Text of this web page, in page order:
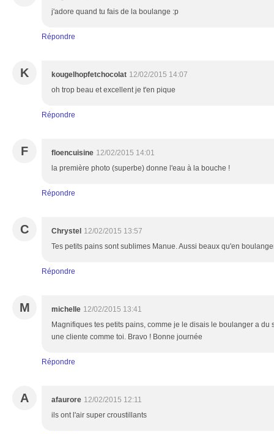
j'adore quand tu fais de la boulange :p
Répondre
K kougelhopfetchocolat 12/02/2015 14:07
oh trop beau et excellent je t'en pique
Répondre
F floencuisine 12/02/2015 14:01
la première photo (superbe) donne l'eau à la bouche !
Répondre
C Chrystel 12/02/2015 13:57
Tes petits pains sont sublimes Manue. Aussi beaux qu'en
Répondre
M michelle 12/02/2015 13:41
Magnifiques tes petits pains, comme je le disais le boulanger a du
une cliente comme toi. Bravo ! Bonne journée
Répondre
A afaurore 12/02/2015 12:11
ils ont l'air super croustillants